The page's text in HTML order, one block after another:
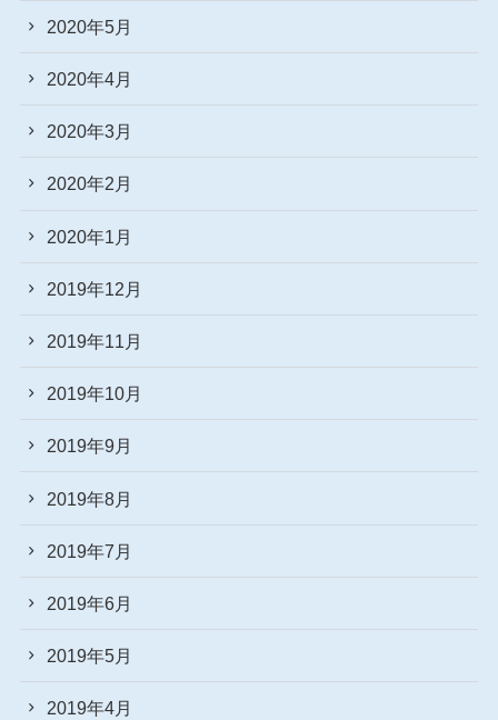
2020年5月
2020年4月
2020年3月
2020年2月
2020年1月
2019年12月
2019年11月
2019年10月
2019年9月
2019年8月
2019年7月
2019年6月
2019年5月
2019年4月